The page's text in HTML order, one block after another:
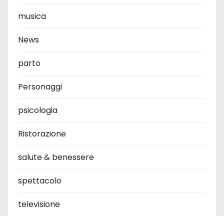
musica
News
parto
Personaggi
psicologia
Ristorazione
salute & benessere
spettacolo
televisione